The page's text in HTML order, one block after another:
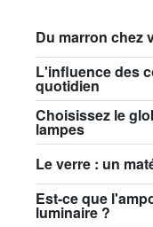
Du marron chez
L'influence des
quotidien
Choisissez le
lampes
Le verre : un
Est-ce que
luminaire ?